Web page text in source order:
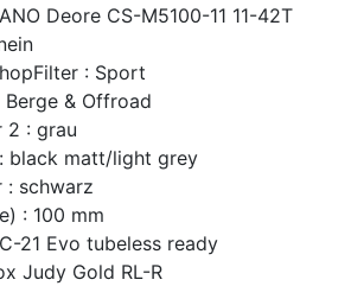
Deore CS-M5100-11 11-42T
: Sport
& Offroad
2 : grau
black matt/light grey
: schwarz
: 100 mm
21 Evo tubeless ready
Judy Gold RL-R